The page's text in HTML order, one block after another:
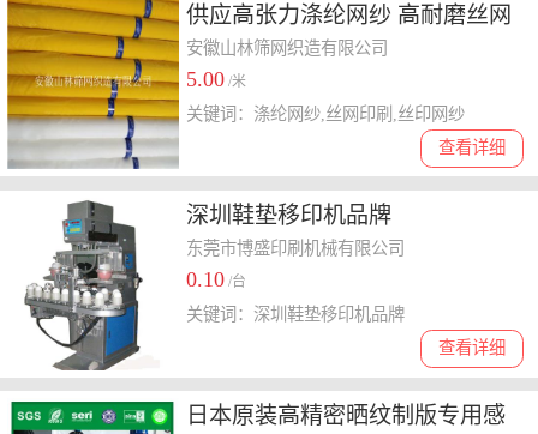
供应高张力涤纶网纱 高耐磨丝网
印刷 加厚丝印网纱
安徽山林筛网织造有限公司
5.00 /米
查看详细
关键词：涤纶网纱,丝网印刷,丝印网纱
深圳鞋垫移印机品牌
东莞市博盛印刷机械有限公司
0.10 /台
查看详细
关键词：深圳鞋垫移印机品牌
日本原装高精密晒纹制版专用感